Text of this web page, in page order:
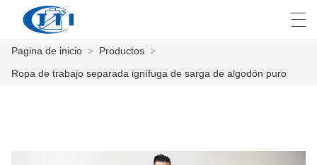
العربية česky
Pagina de inicio > Productos >
Ropa de trabajo separada ignífuga de sarga de algodón puro